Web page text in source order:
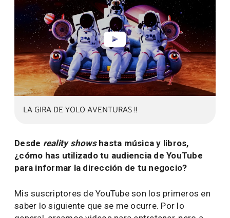
LA GIRA DE YOLO AVENTURAS !!
Desde reality showshasta música y libros,
¿cómo has utilizado tu audiencia de YouTube
para informar la dirección de tu negocio?
Mis suscriptores de YouTube son los primeros en
saber lo siguiente que se me ocurre. Por lo